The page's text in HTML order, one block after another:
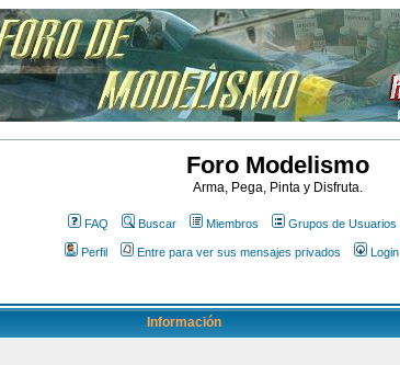
Foro Modelismo
Arma, Pega, Pinta y Disfruta.
FAQ Buscar Miembros Grupos de Usuarios
Perfil Entre para ver sus mensajes privados Login
Información